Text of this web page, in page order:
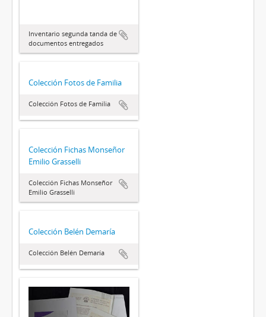
Inventario segunda tanda de
documentos entregados
Colección Fotos de Familia
Colección Fotos de Familia
Colección Fichas Monseñor
Emilio Grasselli
Colección Fichas Monseñor
Emilio Grasselli
Colección Belén Demaría
Colección Belén Demaría